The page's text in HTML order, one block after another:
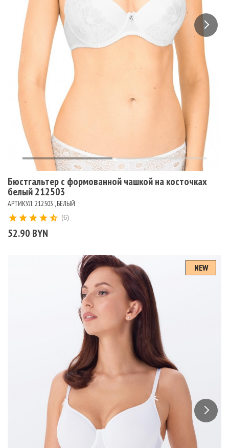
Бюстгальтер с формованной чашкой на косточках
белый 212503
АРТИКУЛ: 212503 , БЕЛЫЙ
52.90 BYN
(6)
NEW